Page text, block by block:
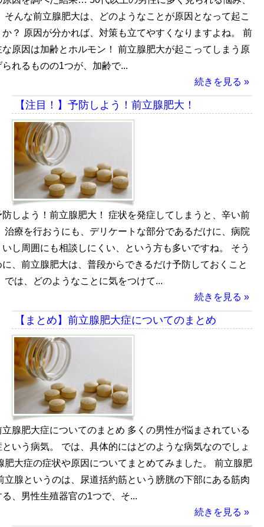
そんな前立腺肥大は、どのようなことが原因となって起こ
？ 原因が分かれば、対策も立てやすくなりますよね。 前
原因は加齢とホルモン！ 前立腺肥大が起こってしまう原
れるものの1つが、加齢で...
続きを見る »
【注目！】予防しよう！前立腺肥大！
しよう！前立腺肥大！ 症状を発症してしまうと、辛い前
治療を行おうにも、デリケートな部分であるだけに、病院
し周囲にも相談しにくい、という方も多いですね。 そう
、前立腺肥大は、普段からできるだけ予防しておくこと
では、どのようなことに気をつけて...
続きを見る »
【まとめ】前立腺肥大症についてのまとめ
腺肥大症についてのまとめ 多くの男性が悩まされている
いう病気。 では、具体的にはどのような病気なのでしょ
肥大症の症状や原因についてまとめてみました。 前立腺肥
立腺というのは、尿道括約筋という膀胱の下部にある筋肉
、男性生殖器官の1つで、そ...
続きを見る »